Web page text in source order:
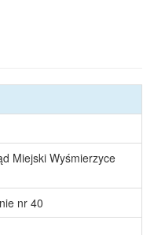
Miejski Wyśmierzyce
nr 40